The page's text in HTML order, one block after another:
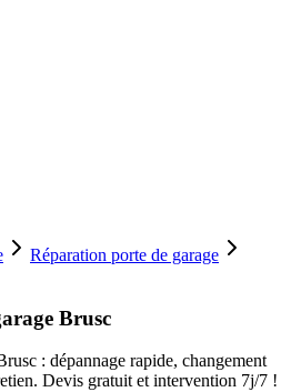
Réparation porte de garage
Brusc
: dépannage rapide, changement
Devis gratuit et intervention 7j/7 !